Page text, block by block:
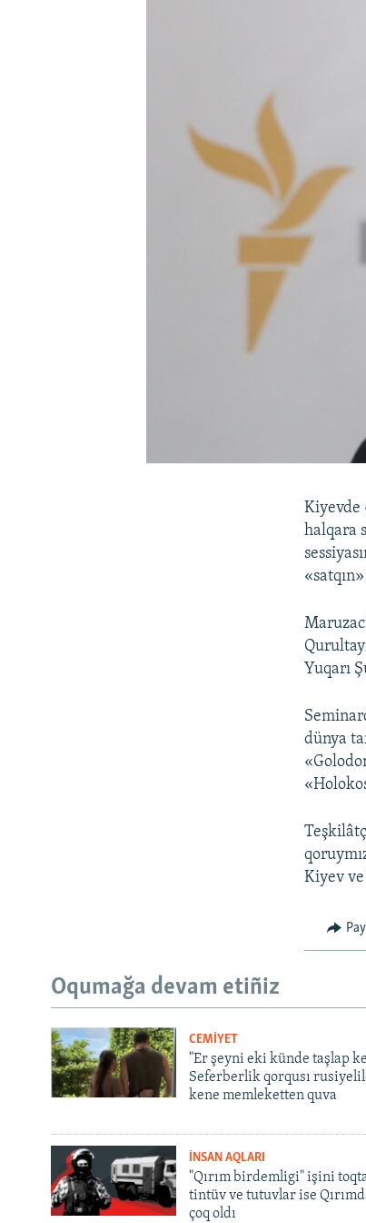
Kiyevde
halqara
Yuqarı
dünya
Kiyev
Oqumağa devam etiñiz
CEMİYET
"Er şeyni eki künde taşlap
Seferberlik qorqusı
kene memleketten quva
İNSAN AQLARI
"Qırım birdemligi" işini
tintüv ve tutuvlar ise
çoq oldı